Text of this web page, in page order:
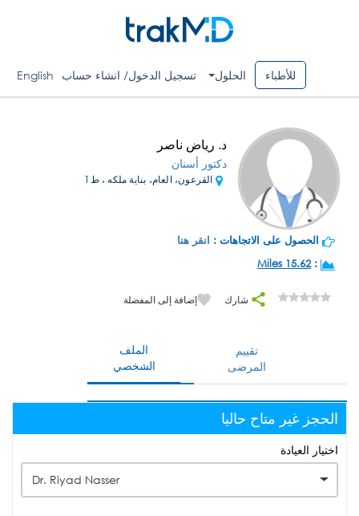
للأطباء الحلول تسجيل الدخول/ انشاء حساب English
د. رياض ناصر
دكتور أسنان
القرعون، العام، بناية ملكه ، ط1
الحصول على الاتجاهات : انقر هنا
:
15.62 Miles
شارك إضافة إلى المفضلة
الملف
الشخصي
تقييم
المرضى
الحجز غير متاح حاليا
اختيار العيادة
Dr. Riyad Nasser